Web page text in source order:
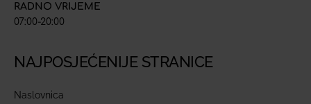
RADNO VRIJEME
07:00-20:00
NAJPOSJEĆENIJE STRANICE
Naslovnica